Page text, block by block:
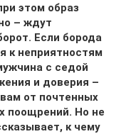
этом образ
– ждут
Если борода
к неприятностям
с седой
и доверия –
от почтенных
поощрений. Но не
к чему